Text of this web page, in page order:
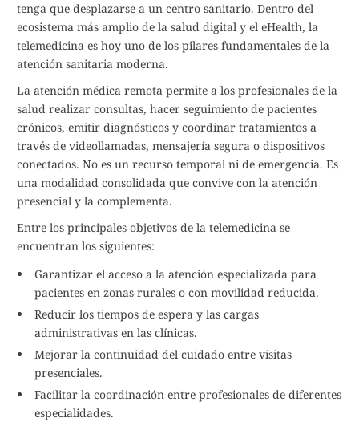
tenga que desplazarse a un centro sanitario. Dentro del
ecosistema más amplio de la salud digital y el eHealth, la
telemedicina es hoy uno de los pilares fundamentales de la
atención sanitaria moderna.
La atención médica remota permite a los profesionales de la
salud realizar consultas, hacer seguimiento de pacientes
crónicos, emitir diagnósticos y coordinar tratamientos a
través de videollamadas, mensajería segura o dispositivos
conectados. No es un recurso temporal ni de emergencia. Es
una modalidad consolidada que convive con la atención
presencial y la complementa.
Entre los principales objetivos de la telemedicina se
encuentran los siguientes:
Garantizar el acceso a la atención especializada para
pacientes en zonas rurales o con movilidad reducida.
Reducir los tiempos de espera y las cargas
administrativas en las clínicas.
Mejorar la continuidad del cuidado entre visitas
presenciales.
Facilitar la coordinación entre profesionales de diferentes
especialidades.